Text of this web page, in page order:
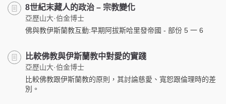
8世紀末藏人的政治 – 宗教變化
亞歷山大·伯金博士
佛與教伊斯蘭教互動:早期阿拔斯哈里發帝國 - 部份 5 一 6
比較佛教與伊斯蘭教中對愛的實踐
亞歷山大·伯金博士
比較佛教跟伊斯蘭教的原則，其討論慈愛、寬恕跟倫理時的差
別。